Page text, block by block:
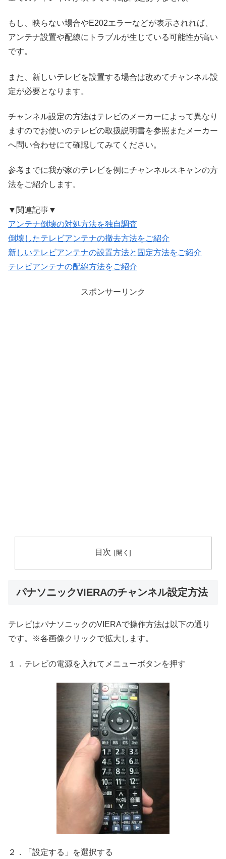
もし、映らない場合やE202エラーなどが表示されれば、
アンテナ設置や配線にトラブルが生じている可能性が高い
です。
また、新しいテレビを設置する場合は改めてチャンネル設
定が必要となります。
チャンネル設定の方法はテレビのメーカーによって異なり
ますのでお使いのテレビの取扱説明書を参照またメーカー
へ問い合わせにて確認してみてください。
参考までに我が家のテレビを例にチャンネルスキャンの方
法をご紹介します。
▼関連記事▼
アンテナ倒壊の対処方法を独自調査
倒壊したテレビアンテナの撤去方法をご紹介
新しいテレビアンテナの設置方法と固定方法をご紹介
テレビアンテナの配線方法をご紹介
スポンサーリンク
目次
パナソニックVIERAのチャンネル設定方法
テレビはパナソニックのVIERAで操作方法は以下の通り
です。※各画像クリックで拡大します。
１．テレビの電源を入れてメニューボタンを押す
２．「設定する」を選択する